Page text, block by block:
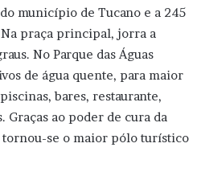
município de Tucano e a 245
praça principal, jorra a
No Parque das Águas
de água quente, para maior
bares, restaurante,
Graças ao poder de cura da
tornou-se o maior pólo turístico